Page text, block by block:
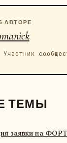
АВТОРЕ
Участник
ТЕМЫ
заявки на